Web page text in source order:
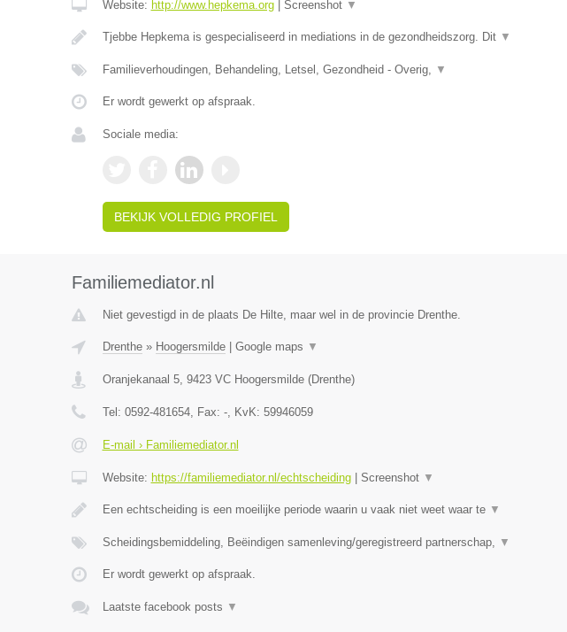
Website: http://www.hepkema.org| Screenshot ▼
Tjebbe Hepkema is gespecialiseerd in mediations in de gezondheidszorg. Dit ▼
Familieverhoudingen, Behandeling, Letsel, Gezondheid - Overig, ▼
Er wordt gewerkt op afspraak.
Sociale media:
BEKIJK VOLLEDIG PROFIEL
Familiemediator.nl
Niet gevestigd in de plaats De Hilte, maar wel in de provincie Drenthe.
Drenthe» Hoogersmilde| Google maps ▼
Oranjekanaal 5, 9423 VC Hoogersmilde(Drenthe)
Tel: 0592-481654, Fax: -, KvK: 59946059
E-mail › Familiemediator.nl
Website: https://familiemediator.nl/echtscheiding| Screenshot ▼
Een echtscheiding is een moeilijke periode waarin u vaak niet weet waar te ▼
Scheidingsbemiddeling, Beëindigen samenleving/geregistreerd partnerschap, ▼
Er wordt gewerkt op afspraak.
Laatste facebook posts ▼